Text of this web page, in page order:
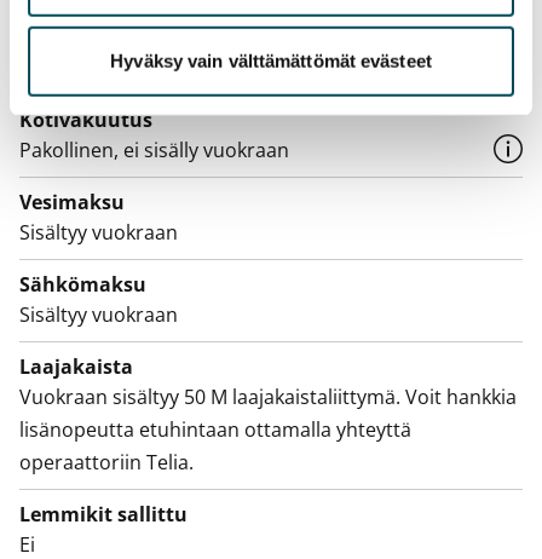
Hyväksy vain välttämättömät evästeet
Irtisanomis­mahdollisuus
1 kalenterikuukausi
Kotivakuutus
Pakollinen, ei sisälly vuokraan
Vesimaksu
Sisältyy vuokraan
Sähkömaksu
Sisältyy vuokraan
Laajakaista
Vuokraan sisältyy 50 M laajakaistaliittymä. Voit hankkia
lisänopeutta etuhintaan ottamalla yhteyttä
operaattoriin Telia.
Lemmikit sallittu
Ei